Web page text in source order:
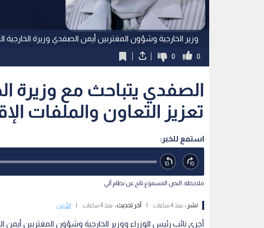
وزير الخارجية وشؤون المغتربين أيمن الصفدي وزيرة الخارجية
0
0
الصفدي يتباحث مع وزيرة
تعزيز التعاون والملفات
استمع للخبر:
ملاحظة: النص المسموع ناتج عن نظام آلي
نشر : منذ 4 ساعات آخر تحديث : منذ 4 ساعات الأردن
أجرى نائب رئيس الوزراء ووزير الخارجية وشؤون المغتربين